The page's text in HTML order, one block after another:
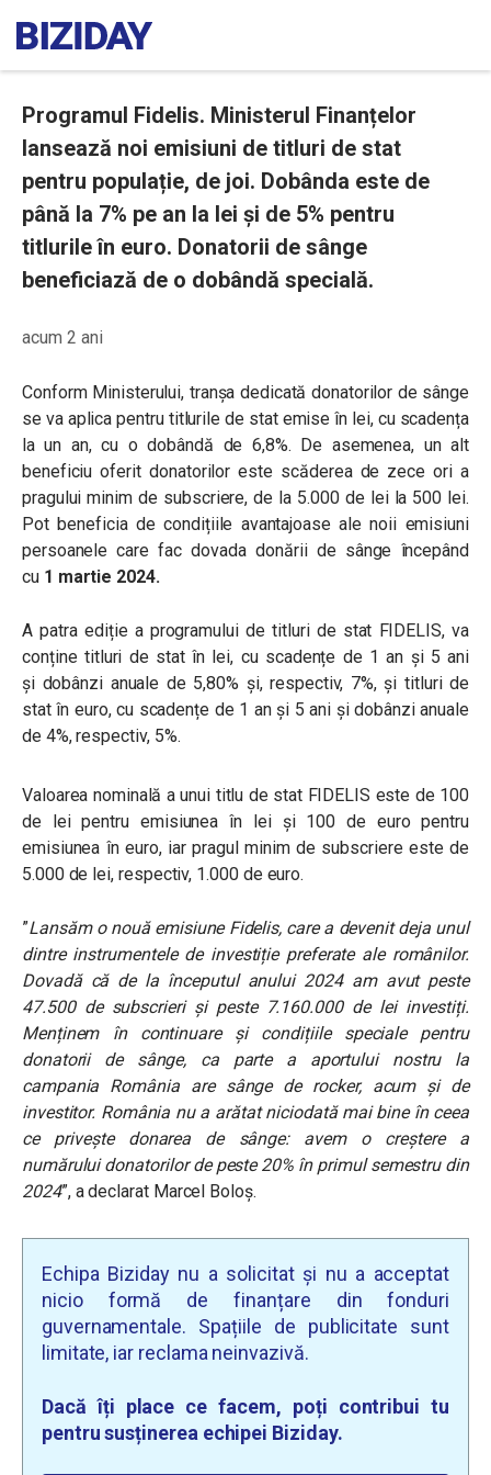
Programul Fidelis. Ministerul Finanțelor
lansează noi emisiuni de titluri de stat
pentru populație, de joi. Dobânda este de
până la 7% pe an la lei și de 5% pentru
titlurile în euro. Donatorii de sânge
beneficiază de o dobândă specială.
acum 2 ani
Conform Ministerului, tranșa dedicată donatorilor de sânge
se va aplica pentru titlurile de stat emise în lei, cu scadența
la un an, cu o dobândă de 6,8%. De asemenea, un alt
beneficiu oferit donatorilor este scăderea de zece ori a
pragului minim de subscriere, de la 5.000 de lei la 500 lei.
Pot beneficia de condițiile avantajoase ale noii emisiuni
persoanele care fac dovada donării de sânge începând
cu 1 martie 2024.
A patra ediție a programului de titluri de stat FIDELIS, va
conține titluri de stat în lei, cu scadențe de 1 an și 5 ani
și dobânzi anuale de 5,80% și, respectiv, 7%, și titluri de
stat în euro, cu scadențe de 1 an și 5 ani și dobânzi anuale
de 4%, respectiv, 5%.
Valoarea nominală a unui titlu de stat FIDELIS este de 100
de lei pentru emisiunea în lei și 100 de euro pentru
emisiunea în euro, iar pragul minim de subscriere este de
5.000 de lei, respectiv, 1.000 de euro.
”Lansăm o nouă emisiune Fidelis, care a devenit deja unul
dintre instrumentele de investiție preferate ale românilor.
Dovadă că de la începutul anului 2024 am avut peste
47.500 de subscrieri și peste 7.160.000 de lei investiți.
Menținem în continuare și condițiile speciale pentru
donatorii de sânge, ca parte a aportului nostru la
campania România are sânge de rocker, acum și de
investitor. România nu a arătat niciodată mai bine în ceea
ce privește donarea de sânge: avem o creștere a
numărului donatorilor de peste 20% în primul semestru din
2024”, a declarat Marcel Boloș.
Echipa Biziday nu a solicitat și nu a acceptat
nicio formă de finanțare din fonduri
guvernamentale. Spațiile de publicitate sunt
limitate, iar reclama neinvazivă.
Dacă îți place ce facem, poți contribui tu
pentru susținerea echipei Biziday.